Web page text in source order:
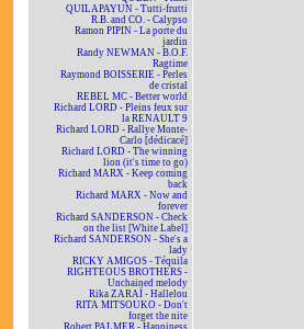
QUILAPAYUN - Tutti-frutti
R.B. and CO. - Calypso
Ramon PIPIN - La porte du
jardin
Randy NEWMAN - B.O.F.
Ragtime
Raymond BOISSERIE - Perles
de cristal
REBEL MC - Better world
Richard LORD - Pleins feux sur
la RENAULT 9
Richard LORD - Rallye Monte-
Carlo [dédicacé]
Richard LORD - The winning
lion (it's time to go)
Richard MARX - Keep coming
back
Richard MARX - Now and
forever
Richard SANDERSON - Check
on the list [White Label]
Richard SANDERSON - She's a
lady
RICKY AMIGOS - Téquila
RIGHTEOUS BROTHERS -
Unchained melody
Rika ZARAÏ - Hallelou
RITA MITSOUKO - Don't
forget the nite
Robert PALMER - Happiness